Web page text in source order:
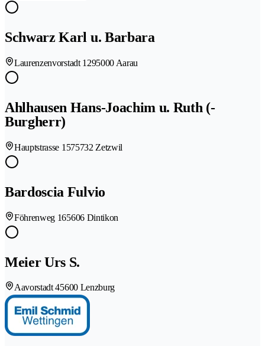
Schwarz Karl u. Barbara
Laurenzenvorstadt 1295000 Aarau
Ahlhausen Hans-Joachim u. Ruth (-
Burgherr)
Hauptstrasse 1575732 Zetzwil
Bardoscia Fulvio
Föhrenweg 165606 Dintikon
Meier Urs S.
Aavorstadt 45600 Lenzburg